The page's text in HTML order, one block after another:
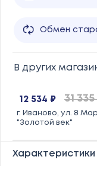
Обмен
В других
12 534 ₽ 31 335
г. Иваново, ул. 8
"Золотой век"
Характеристики